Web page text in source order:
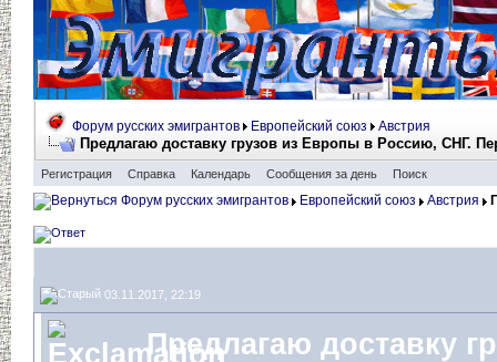
Форум русских эмигрантов Европейский союз Австрия
Предлагаю доставку грузов из Европы в Россию, СНГ.
Регистрация Справка Календарь Сообщения за день Поиск
Форум русских эмигрантов Европейский союз Австрия
03.11.2017, 22:19
Предлагаю доставку